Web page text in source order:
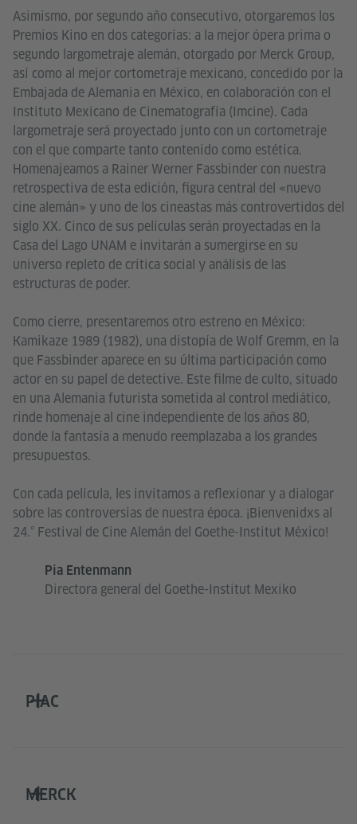
Asimismo, por segundo año consecutivo, otorgaremos los
Premios Kino en dos categorías: a la mejor ópera prima o
segundo largometraje alemán, otorgado por Merck Group,
así como al mejor cortometraje mexicano, concedido por la
Embajada de Alemania en México, en colaboración con el
Instituto Mexicano de Cinematografía (Imcine). Cada
largometraje será proyectado junto con un cortometraje
con el que comparte tanto contenido como estética.
Homenajeamos a Rainer Werner Fassbinder con nuestra
retrospectiva de esta edición, figura central del «nuevo
cine alemán» y uno de los cineastas más controvertidos del
siglo XX. Cinco de sus películas serán proyectadas en la
Casa del Lago UNAM e invitarán a sumergirse en su
universo repleto de crítica social y análisis de las
estructuras de poder.
Como cierre, presentaremos otro estreno en México:
Kamikaze 1989 (1982), una distopía de Wolf Gremm, en la
que Fassbinder aparece en su última participación como
actor en su papel de detective. Este filme de culto, situado
en una Alemania futurista sometida al control mediático,
rinde homenaje al cine independiente de los años 80,
donde la fantasía a menudo reemplazaba a los grandes
presupuestos.
Con cada película, les invitamos a reflexionar y a dialogar
sobre las controversias de nuestra época. ¡Bienvenidxs al
24.° Festival de Cine Alemán del Goethe-Institut México!
Pia Entenmann
Directora general del Goethe-Institut Mexiko
PIAC
MERCK